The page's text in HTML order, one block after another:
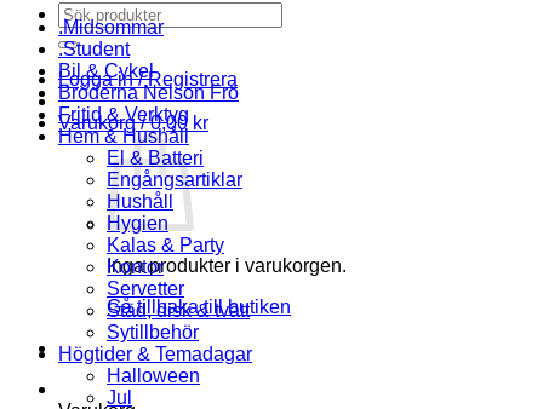
Sök
efter:
Logga in / Registrera
Varukorg /0,00 kr
Inga produkter i varukorgen.
Gå tillbaka till butiken
.Midsommar
.Student
Bil & Cykel
Bröderna Nelson Frö
Fritid & Verktyg
Hem & Hushåll
El & Batteri
Engångsartiklar
Hushåll
Hygien
Kalas & Party
Kontor
Servetter
Städ, disk & tvätt
Sytillbehör
Högtider & Temadagar
Halloween
Jul